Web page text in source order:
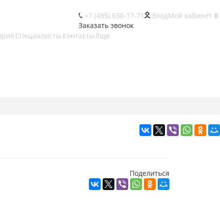
0
ВходМой кабинет
+7 (495) 630-17-71
Заказать звонок
Специалисты Контакты Ещё
Поделиться